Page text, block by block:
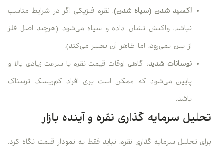
اکسید شدن (سیاه شدن): نقره فیزیکی اگر در شرایط مناسب
نباشد، واکنش نشان داده و سیاه می‌شود (هرچند اصل فلز
از بین نمی‌رود، اما ظاهر آن تغییر می‌کند).
نوسانات شدید: گاهی اوقات قیمت نقره با سرعت زیادی بالا و
پایین می‌شود که ممکن است برای افراد کم‌ریسک ترسناک
باشد.
تحلیل سرمایه گذاری نقره و آینده بازار
برای تحلیل سرمایه گذاری نقره، نباید فقط به نمودار قیمت نگاه کرد.